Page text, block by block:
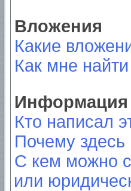
Вложения
Какие
Как мне
Информация
Кто написал
Почему здесь
С кем можно
или